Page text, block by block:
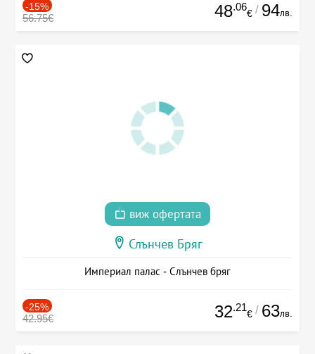
-15%
56.75€ 48.06
€ / 94лв.
виж офертата
Слънчев Бряг
Империал палас - Слънчев бряг
-25%
42.95€ 32.21
€ / 63лв.